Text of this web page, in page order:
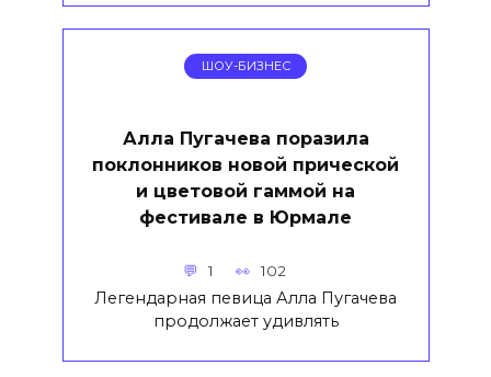
ШОУ-БИЗНЕС
Алла Пугачева поразила
поклонников новой прической
и цветовой гаммой на
фестивале в Юрмале
1 102
Легендарная певица Алла Пугачева
продолжает удивлять